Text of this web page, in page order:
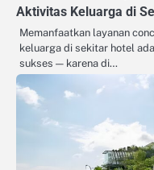
Aktivitas Keluarga di
Memanfaatkan layanan
keluarga di sekitar hotel
sukses — karena di…